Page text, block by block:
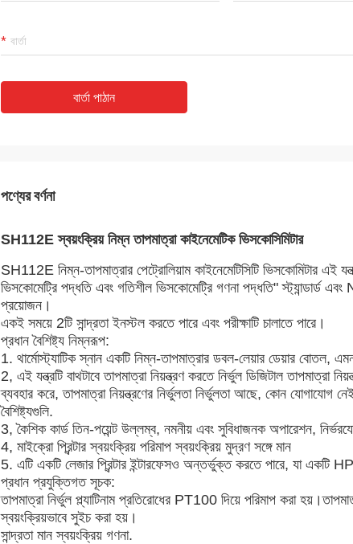
বার্তা পাঠান
পণ্যের বর্ণনা
SH112E স্বয়ংক্রিয় নিম্ন তাপমাত্রা কাইনেমেটিক ভিসকোসিমিটার
SH112E নিম্ন-তাপমাত্রার পেট্রোলিয়াম কাইনেমেটিসিটি ভিসকোমিটার এই
ভিসকোমেট্রি পদ্ধতি এবং গতিশীল ভিসকোমেট্রি গণনা পদ্ধতি" স্ট্যান্ডার্ড
প্রয়োজন।
একই সময়ে 2টি সান্দ্রতা ইনস্টল করতে পারে এবং পরীক্ষাটি চালাতে পারে।
প্রধান বৈশিষ্ট্য নিম্নরূপ:
1. থার্মোস্ট্যাটিক স্নান একটি নিম্ন-তাপমাত্রার ডবল-লেয়ার ডেয়ার বোতল,
2, এই যন্ত্রটি বাথটাবে তাপমাত্রা নিয়ন্ত্রণ করতে নির্ভুল ডিজিটাল তাপমাত্রা
ব্যবহার করে, তাপমাত্রা নিয়ন্ত্রণের নির্ভুলতা নির্ভুলতা আছে, কোন যোগাযোগ
বৈশিষ্ট্যগুলি.
3, কৈশিক কার্ড তিন-পয়েন্ট উল্লম্ব, নমনীয় এবং সুবিধাজনক অপারেশন,
4, মাইক্রো প্রিন্টার স্বয়ংক্রিয় পরিমাপ স্বয়ংক্রিয় মুদ্রণ সঙ্গে মান
5. এটি একটি লেজার প্রিন্টার ইন্টারফেসও অন্তর্ভুক্ত করতে পারে, যা একটি
প্রধান প্রযুক্তিগত সূচক:
তাপমাত্রা নির্ভুল প্ল্যাটিনাম প্রতিরোধের PT100 দিয়ে পরিমাপ করা
স্বয়ংক্রিয়ভাবে সুইচ করা হয়।
সান্দ্রতা মান স্বয়ংক্রিয় গণনা.